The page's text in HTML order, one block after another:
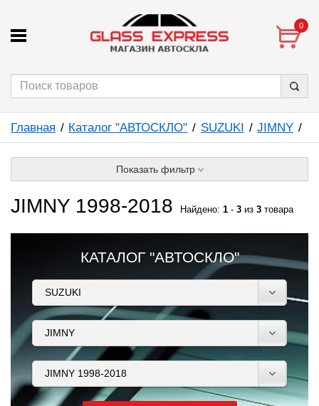
0
Главная Каталог "АВТОСКЛО" SUZUKI JIMNY
Показать фильтр
JIMNY 1998-2018 Найдено: 1 - 3 из 3 товара
КАТАЛОГ "АВТОСКЛО"